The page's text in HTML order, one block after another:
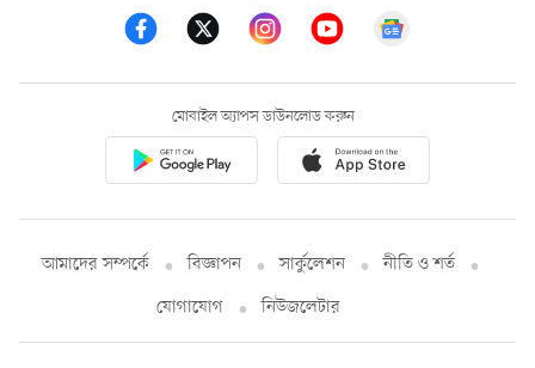
মোবাইল অ্যাপস ডাউনলোড করুন
আমাদের সম্পর্কে বিজ্ঞাপন সার্কুলেশন
নীতি ও শর্ত
যোগাযোগ
নিউজলেটার